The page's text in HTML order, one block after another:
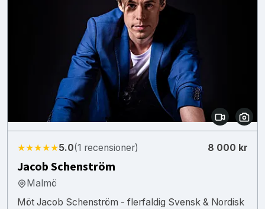
★★★★★5.0(1 recensioner) 8 000 kr
Jacob Schenström
Malmö
Möt Jacob Schenström - flerfaldig Svensk & Nordisk